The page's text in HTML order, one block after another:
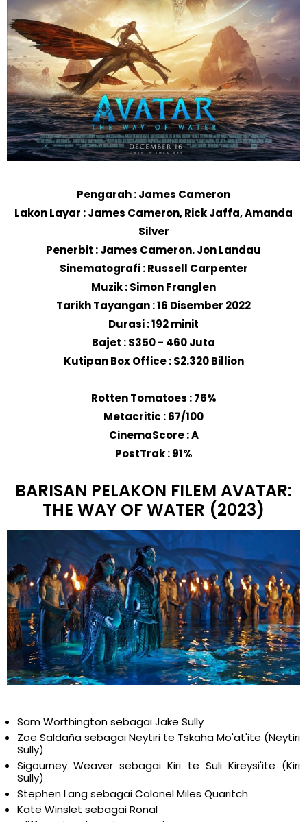
Pengarah : James Cameron
Lakon Layar : James Cameron, Rick Jaffa, Amanda
Silver
Penerbit : James Cameron. Jon Landau
Sinematografi : Russell Carpenter
Muzik : Simon Franglen
Tarikh Tayangan : 16 Disember 2022
Durasi : 192 minit
Bajet : $350 - 460 Juta
Kutipan Box Office : $2.320 Billion
Rotten Tomatoes : 76%
Metacritic : 67/100
CinemaScore : A
PostTrak : 91%
BARISAN PELAKON FILEM AVATAR:
THE WAY OF WATER (2023)
Sam Worthington sebagai Jake Sully
Zoe Saldaña sebagai Neytiri te Tskaha Mo'at'ite (Neytiri
Sully)
Sigourney Weaver sebagai Kiri te Suli Kireysi'ite (Kiri
Sully)
Stephen Lang sebagai Colonel Miles Quaritch
Kate Winslet sebagai Ronal